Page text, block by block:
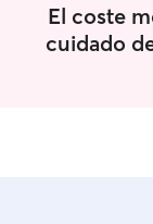
El coste
cuidado